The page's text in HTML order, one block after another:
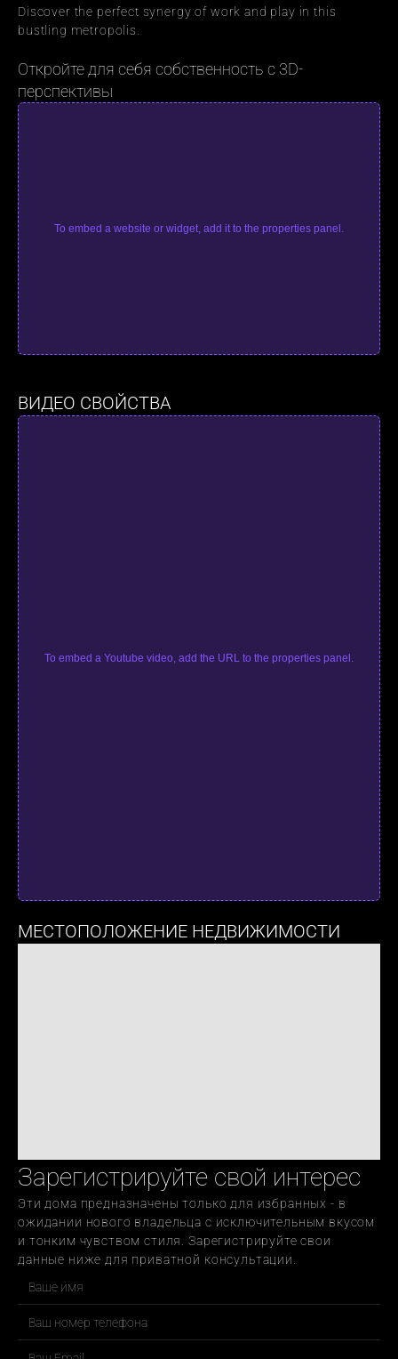
Discover the perfect synergy of work and play in this
bustling metropolis.
Откройте для себя собственность с 3D-
перспективы
To embed a website or widget, add it to the properties panel.
ВИДЕО СВОЙСТВА
To embed a Youtube video, add the URL to the properties panel.
Зарегистрируйте свой интерес
Эти дома предназначены только для избранных - в
ожидании нового владельца с исключительным вкусом
и тонким чувством стиля. Зарегистрируйте свои
данные ниже для приватной консультации.
МЕСТОПОЛОЖЕНИЕ НЕДВИЖИМОСТИ